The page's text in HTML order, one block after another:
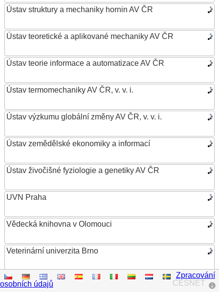
Ústav struktury a mechaniky hornin AV ČR
Ústav teoretické a aplikované mechaniky AV ČR
Ústav teorie informace a automatizace AV ČR
Ústav termomechaniky AV ČR, v. v. i.
Ústav výzkumu globální změny AV ČR, v. v. i.
Ústav zemědělské ekonomiky a informací
Ústav živočišné fyziologie a genetiky AV ČR
UVN Praha
Vědecká knihovna v Olomouci
Veterinární univerzita Brno
VŠB – Technická univerzita Ostrava
CESNET
Zpracování
osobních údajů